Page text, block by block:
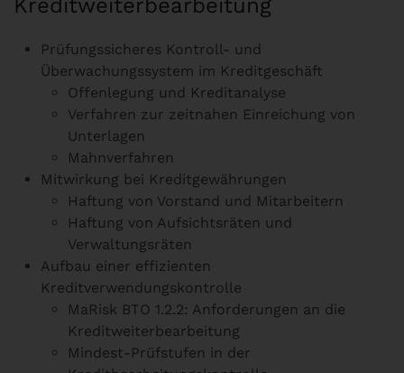
Kreditweiterbearbeitung
Prüfungssicheres Kontroll- und
Überwachungssystem im Kreditgeschäft
Offenlegung und Kreditanalyse
Verfahren zur zeitnahen Einreichung von
Unterlagen
Mahnverfahren
Mitwirkung bei Kreditgewährungen
Haftung von Vorstand und Mitarbeitern
Haftung von Aufsichtsräten und
Verwaltungsräten
Aufbau einer effizienten
Kreditverwendungskontrolle
MaRisk BTO 1.2.2: Anforderungen an die
Kreditweiterbearbeitung
Mindest-Prüfstufen in der